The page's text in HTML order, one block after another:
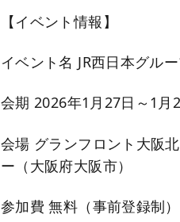
【イベント情報】
イベント名 JR西日本グル
会期 2026年1月27日～1月
会場 グランフロント大阪
ー（大阪府大阪市）
参加費 無料（事前登録制）